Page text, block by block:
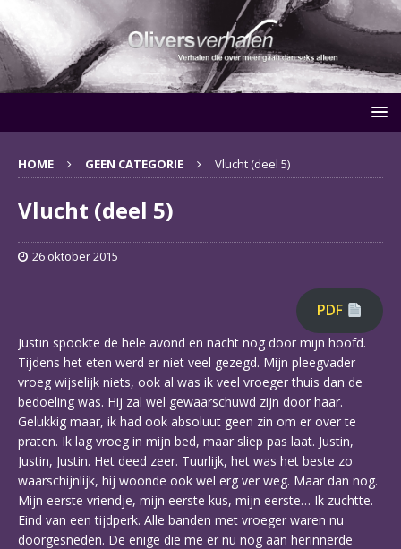
HOME GEEN CATEGORIE Vlucht (deel 5)
Vlucht (deel 5)
26 oktober 2015
PDF
Justin spookte de hele avond en nacht nog door mijn hoofd.
Tijdens het eten werd er niet veel gezegd. Mijn pleegvader
vroeg wijselijk niets, ook al was ik veel vroeger thuis dan de
bedoeling was. Hij zal wel gewaarschuwd zijn door haar.
Gelukkig maar, ik had ook absoluut geen zin om er over te
praten. Ik lag vroeg in mijn bed, maar sliep pas laat. Justin,
Justin, Justin. Het deed zeer. Tuurlijk, het was het beste zo
waarschijnlijk, hij woonde ook wel erg ver weg. Maar dan nog.
Mijn eerste vriendje, mijn eerste kus, mijn eerste… Ik zuchtte.
Eind van een tijdperk. Alle banden met vroeger waren nu
doorgesneden. De enige die me er nu nog aan herinnerde